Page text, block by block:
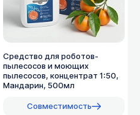
Средство для роботов-
пылесосов и моющих
пылесосов, концентрат 1:50,
Мандарин, 500мл
Совместимость